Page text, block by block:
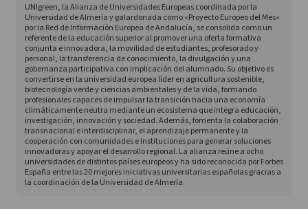
UNIgreen, la Alianza de Universidades Europeas coordinada por la
Universidad de Almería y galardonada como «Proyecto Europeo del Mes»
por la Red de Información Europea de Andalucía, se consolida como un
referente de la educación superior al promover una oferta formativa
conjunta e innovadora, la movilidad de estudiantes, profesorado y
personal, la transferencia de conocimiento, la divulgación y una
gobernanza participativa con implicación del alumnado. Su objetivo es
convertirse en la universidad europea líder en agricultura sostenible,
biotecnología verde y ciencias ambientales y de la vida, formando
profesionales capaces de impulsar la transición hacia una economía
climáticamente neutra mediante un ecosistema que integra educación,
investigación, innovación y sociedad. Además, fomenta la colaboración
transnacional e interdisciplinar, el aprendizaje permanente y la
cooperación con comunidades e instituciones para generar soluciones
innovadoras y apoyar el desarrollo regional. La alianza reúne a ocho
universidades de distintos países europeos y ha sido reconocida por Forbes
España entre las 20 mejores iniciativas universitarias españolas gracias a
la coordinación de la Universidad de Almería.